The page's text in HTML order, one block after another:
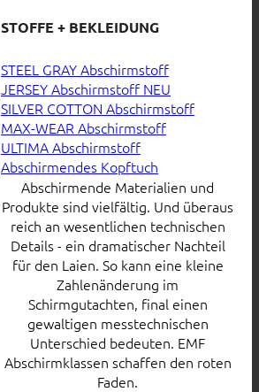
STOFFE + BEKLEIDUNG
STEEL GRAY Abschirmstoff
JERSEY Abschirmstoff
SILVER COTTON Abschirmstoff
MAX-WEAR Abschirmstoff
ULTIMA Abschirmstoff
Abschirmendes Kopftuch
Abschirmende Materialien und
Produkte sind vielfältig. Und überaus
reich an wesentlichen technischen
Details - ein dramatischer Nachteil
für den Laien. So kann eine kleine
Zahlenänderung im
Schirmgutachten, final einen
gewaltigen messtechnischen
Unterschied bedeuten. EMF
Abschirmklassen schaffen den roten
Faden.